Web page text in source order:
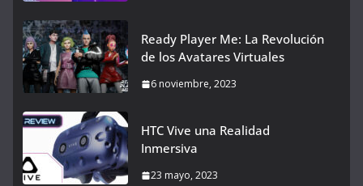
Ready Player Me: La Revolución
de los Avatares Virtuales
6 noviembre, 2023
HTC Vive una Realidad
Inmersiva
23 mayo, 2023